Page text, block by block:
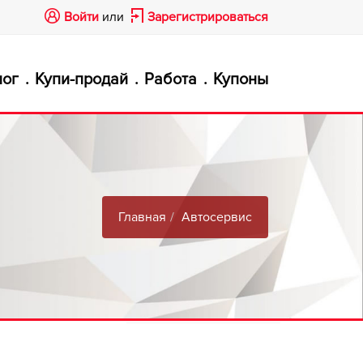
Войти или Зарегистрироваться
Купи-продай Работа Купоны
Главная Автосервис